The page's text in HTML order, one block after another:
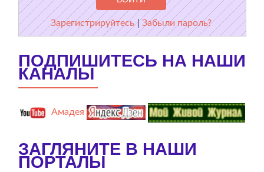
Зарегистрируйтесь |Забыли пароль?
ПОДПИШИТЕСЬ НА НАШИ
КАНАЛЫ
Амадея
ЗАГЛЯНИТЕ В НАШИ
ПОРТАЛЫ